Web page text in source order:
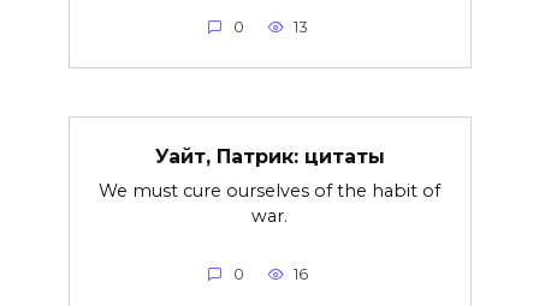
0 13
Уайт, Патрик: цитаты
We must cure ourselves of the habit of
war.
0 16